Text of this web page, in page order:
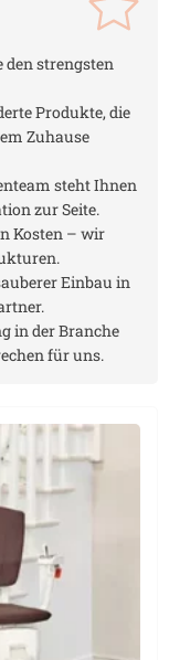
den strengsten
Produkte, die
Zuhause
steht Ihnen
zur Seite.
Kosten – wir
Einbau in
in der Branche
für uns.